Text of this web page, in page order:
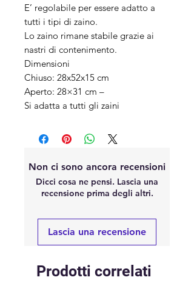
E’ regolabile per essere adatto a
tutti i tipi di zaino.
Lo zaino rimane stabile grazie ai
nastri di contenimento.
Dimensioni
Chiuso: 28x52x15 cm
Aperto: 28×31 cm –
Si adatta a tutti gli zaini
Non ci sono ancora recensioni
Dicci cosa ne pensi. Lascia una
recensione prima degli altri.
Lascia una recensione
Prodotti correlati